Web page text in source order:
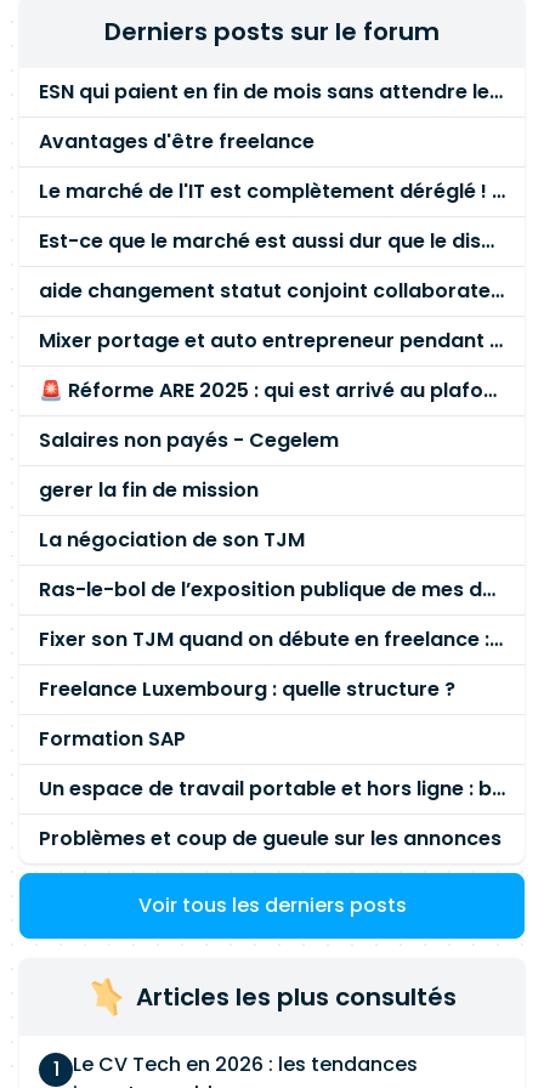
Kubernetes)Derniers posts sur le forum
ESN qui paient en fin de mois sans attendre le paiement client ?
Avantages d'être freelance
Le marché de l'IT est complètement déréglé ! STOP à cette mascarade ! Il faut s'unir et résister !
Est-ce que le marché est aussi dur que le disent les commerciaux ?
aide changement statut conjoint collaborateur
Mixer portage et auto entrepreneur pendant des années - quel risque ?
🚨 Réforme ARE 2025 : qui est arrivé au plafond des 60 % en gardant son entreprise ?
Salaires non payés - Cegelem
gerer la fin de mission
La négociation de son TJM
Ras-le-bol de l’exposition publique de mes données personnelles liées à mon entreprise
Fixer son TJM quand on débute en freelance : la méthode mathématique (et pas au feeling) 🛑
Freelance Luxembourg : quelle structure ?
Formation SAP
Un espace de travail portable et hors ligne : besoin réel ou fausse bonne idée ?
Problèmes et coup de gueule sur les annonces
Voir tous les derniers posts
Articles les plus consultés
Le CV Tech en 2026 : les tendances